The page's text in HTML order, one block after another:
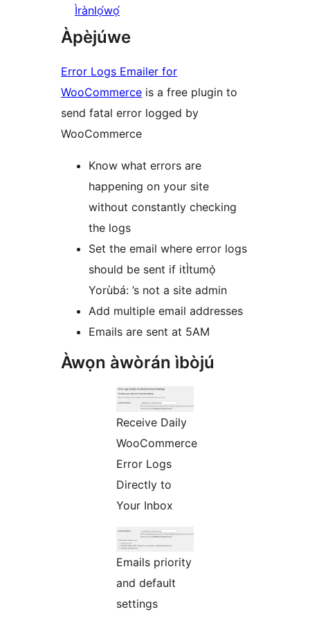
Ìrànlọ́wọ́
Àpèjúwe
Error Logs Emailer for
WooCommerce is a free plugin to
send fatal error logged by
WooCommerce
Know what errors are
happening on your site
without constantly checking
the logs
Set the email where error logs
should be sent if itÌtumọ̀
Yorùbá: ’s not a site admin
Add multiple email addresses
Emails are sent at 5AM
Àwọn àwòrán ìbòjú
Receive Daily
WooCommerce
Error Logs
Directly to
Your Inbox
Emails priority
and default
settings